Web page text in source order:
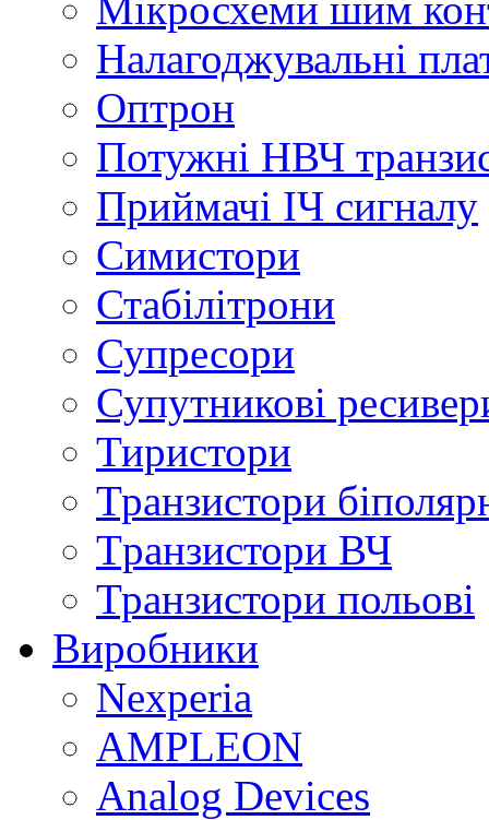
Налагоджувальні
Оптрон
Потужні НВЧ
Приймачі ІЧ сигналу
Симистори
Стабілітрони
Супресори
Супутникові
Тиристори
Транзистори
Tранзистори ВЧ
Транзистори польові
Виробники
Nexperia
АMPLEON
Analog Devices